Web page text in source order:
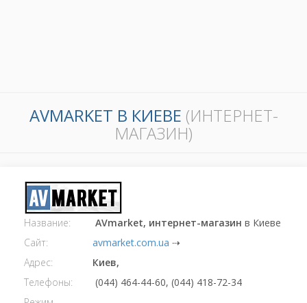
AVMARKET В КИЕВЕ (ИНТЕРНЕТ-
МАГАЗИН)
Название: AVmarket, интернет-магазин в Киеве
Сайт:
avmarket.com.ua ⇢
Адрес:
Киев,
Телефоны:
(044) 464-44-60, (044) 418-72-34